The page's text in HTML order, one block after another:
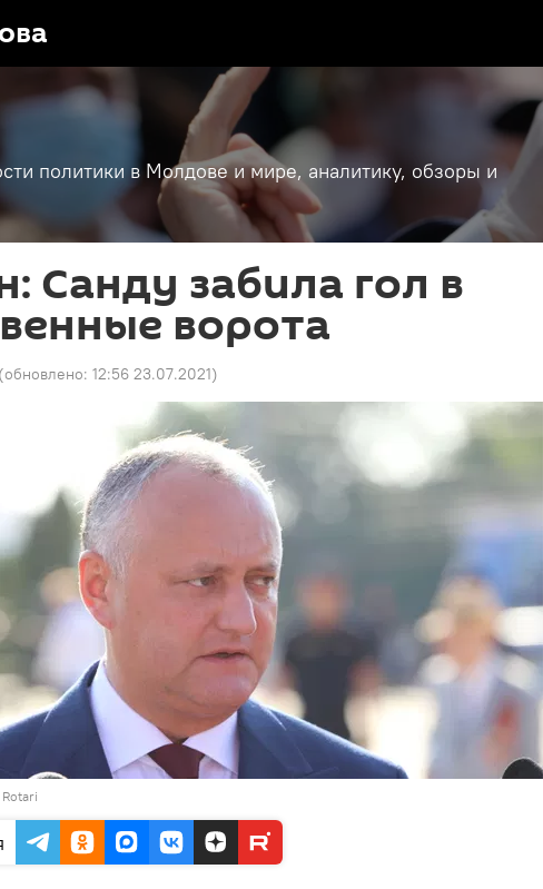
политики в Молдове и мире, аналитику, обзоры и
Санду забила гол в
ворота
(обновлено: 12:56 23.07.2021)